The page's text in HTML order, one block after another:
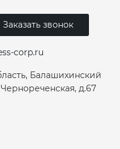
corp.ru
Балашихинский
д.67
Заказать звонок